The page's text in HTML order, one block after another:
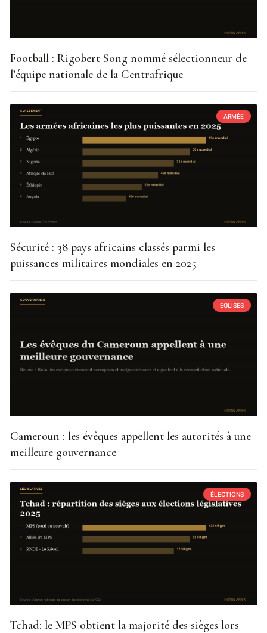
Football : Rigobert Song nommé sélectionneur de
l’équipe nationale de la Centrafrique
ARMÉE
Sécurité : 38 pays africains classés parmi les
puissances militaires mondiales en 2025
EGLISES
Cameroun : les évêques appellent les autorités à une
meilleure gouvernance
ÉLECTIONS
Tchad: le MPS obtient la majorité des sièges lors